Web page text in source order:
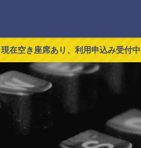
現在空き座席あり、利用申込み受付